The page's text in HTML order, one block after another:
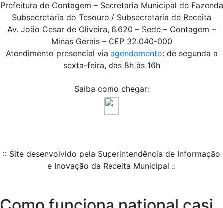
Prefeitura de Contagem – Secretaria Municipal de Fazenda
Subsecretaria do Tesouro / Subsecretaria de Receita
Av. João Cesar de Oliveira, 6.620 – Sede – Contagem –
Minas Gerais – CEP 32.040-000
Atendimento presencial via agendamento: de segunda a
sexta-feira, das 8h às 16h
Saiba como chegar:
:: Site desenvolvido pela Superintendência de Informação
e Inovação da Receita Municipal ::